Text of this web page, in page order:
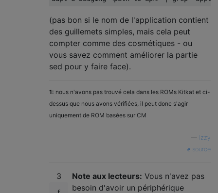
(pas bon si le nom de l'application contient
des guillemets simples, mais cela peut
compter comme des cosmétiques - ou
vous savez comment améliorer la partie
sed pour y faire face).
1: nous n'avons pas trouvé cela dans les ROMs Kitkat et ci-
dessus que nous avons vérifiées, il peut donc s'agir
uniquement de ROM basées sur CM
Izzy
source
3 Note aux lecteurs: Vous n'avez pas
besoin d'avoir un périphérique